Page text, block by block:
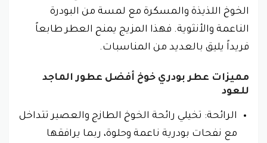
الخوخ اللذيذة والمسكرة مع لمسة من البودرة
الناعمة والأنثوية. فهذا المزيج يمنح العطر طابعاً
فريداً يليق بالعديد من المناسبات.
مميزات عطر بودري خوخ أفضل عطور الماجد
للعود
الرائحة: تخيلي رائحة الخوخ الطازج والعصير تتداخل
مع نفحات بودرية ناعمة وحلوة، ربما يرافقها